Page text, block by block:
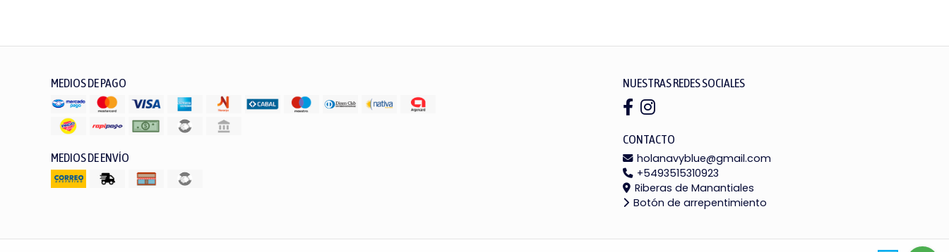
MEDIOS DE PAGO
MEDIOS DE ENVÍO
NUESTRAS REDES SOCIALES
CONTACTO
holanavyblue@gmail.com
+5493515310923
Riberas de Manantiales
Botón de arrepentimiento